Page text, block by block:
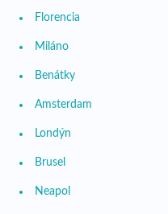
Florencia
Miláno
Benátky
Amsterdam
Londýn
Brusel
Neapol